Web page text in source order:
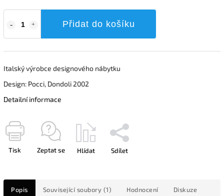
Přidat do košíku
Italský výrobce designového nábytku
Design: Pocci, Dondoli 2002
Detailní informace
Tisk Zeptat se Hlídat Sdílet
Popis Související soubory (1) Hodnocení Diskuze